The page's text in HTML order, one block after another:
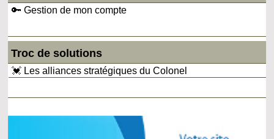
🔑 Gestion de mon compte
Troc de solutions
💓 Les alliances stratégiques du Colonel